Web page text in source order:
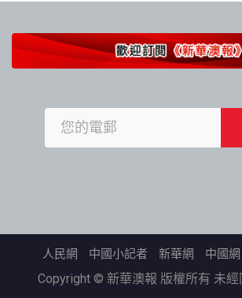
人民網 中國小記者 新華網 中國網
Copyright © 新華澳報 版權所有 未經